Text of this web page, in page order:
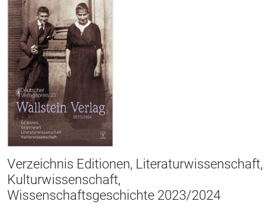
Verzeichnis Editionen, Literaturwissenschaft,
Kulturwissenschaft,
Wissenschaftsgeschichte 2023/2024